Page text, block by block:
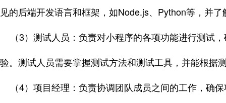
见的后端开发语言和框架，如Node.js、Python等，并
（3）测试人员：负责对小程序的各项功能进行测试
验。测试人员需要掌握测试方法和测试工具，并能根据
（4）项目经理：负责协调团队成员之间的工作，确